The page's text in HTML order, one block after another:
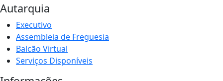
Autarquia
Executivo
Assembleia de Freguesia
Balcão Virtual
Serviços Disponíveis